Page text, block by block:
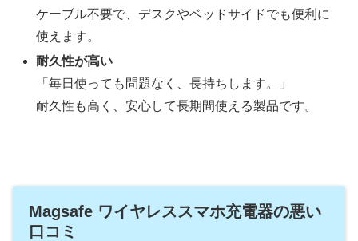
ケーブル不要で、デスクやベッドサイドでも便利に
使えます。
耐久性が高い
「毎日使っても問題なく、長持ちします。」
耐久性も高く、安心して長期間使える製品です。
Magsafe ワイヤレススマホ充電器の悪い
口コミ